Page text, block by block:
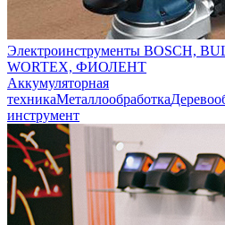
Электроинструменты BOSCH,
WORTEX, ФИОЛЕНТ
Аккумуляторная
техникаМеталлообработка
инструмент